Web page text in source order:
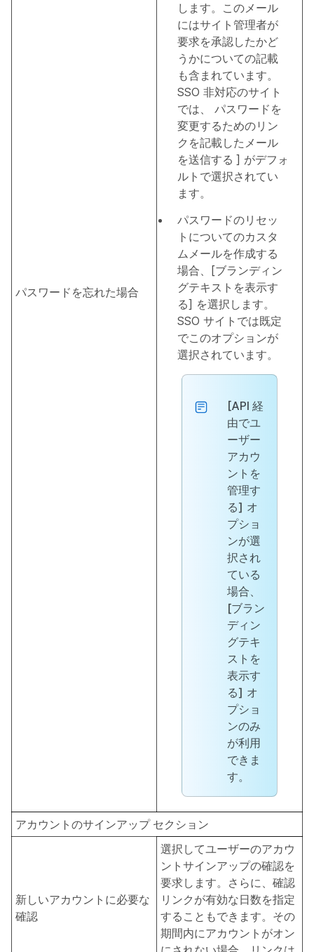
パスワードを忘れた場合
します。 このメール
にはサイト管理者が
要求を承認したかど
うかについての記載
も含まれています。
SSO 非対応のサイト
では、 パスワードを
変更するためのリン
クを記載したメール
を送信する ] がデフォ
ルトで選択されてい
ます。
パスワードのリセッ
トについてのカスタ
ムメールを作成する
場合、[ブランディン
グテキストを表示す
る] を選択します。
SSO サイトでは既定
でこのオプションが
選択されています。
[API 経
由でユ
ーザー
アカウ
ントを
管理す
る] オ
プショ
ンが選
択され
ている
場合、
[ブラン
ディン
グテキ
ストを
表示す
る] オ
プショ
ンのみ
が利用
できま
す。
アカウントのサインアップ セクション
新しいアカウントに必要な
確認
選択してユーザーのアカウ
ントサインアップの確認を
要求します。さらに、確認
リンクが有効な日数を指定
することもできます。その
期間内にアカウントがオン